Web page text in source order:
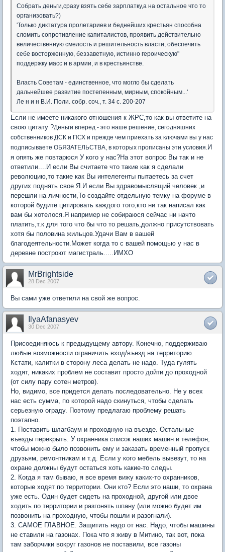
Собрать деньги,сразу взять себе зарплатку,а на остальное что то
организовать?)
'Только диктатура пролетариев и беднейших крестьян способна
сломить сопротивление капиталистов, проявить действительно
величественную смелость и решительность власти, обеспечить
себе восторженную, беззаветную, истинно героическую"
поддержку масс и в армии, и в крестьянстве.
Власть Советам - единственное, что могло бы сделать
дальнейшее развитие постепенным, мирным, спокойным...'
Ле н и н В.И. Поли. собр. соч., т. 34 с. 200-207
Если не имеете никакого отношения к ЖРС,то как вы ответите на
свою цитату ?Деньги вперед - это наше решение, сегодняшних
собственников ДСК и ПСХ и прежде чем приехать за ключами вы у нас
подписываете ОБЯЗАТЕЛЬСТВА, в которых прописаны эти условия. И
я опять же повтарюся У кого у нас?На этот вопрос Вы так и не
ответили....И если Вы считаете что такие как я сделали
революцию,то такие как Вы интелегенты пытаетесь за счет
других поднять свое Я.И если Вы здравомыслящий человек ,и
перешли на личности,То создайте отдельную темку на форуме в
которой будите цитировать каждого того,кто ни так написал как
вам бы хотелося.Я например не собираюся сейчас ни начто
платить,т.к для того что бы что то решать,должно присутствовать
хотя бы половина жильцов.Удачи Вам в вашей
благодеятельности.Может когда то с вашей помощью у нас в
деревне построют магистраль.....ИМХО
MrBrightside
28 Dec 2007
Вы сами уже ответили на свой же вопрос.
IlyaAfanasyev
30 Dec 2007
Присоединяюсь к предыдущему автору. Конечно, поддерживаю
любые возможности ограничить вход/въезд на территорию.
Кстати, калитки в сторону леса делать не надо. Туда гулять
ходят, никаких проблем не составит просто дойти до проходной
(от силу пару сотен метров).
Но, видимо, все придется делать последовательно. Не у всех
нас есть сумма, по которой надо скинуться, чтобы сделать
серьезную ограду. Поэтому предлагаю проблему решать
поэтапно.
1. Поставить шлагбаум и проходную на въезде. Остальные
въезды перекрыть. У охранника список наших машин и телефон,
чтобы можно было позвонить ему и заказать временный пропуск
друзьям, ремонтникам и т.д. Если у кого мебель вывезут, то на
охране должны будут остаться хоть какие-то следы.
2. Когда я там бываю, я все время вижу каких-то охранников,
которые ходят по территории. Они кто? Если это наши, то охрана
уже есть. Один будет сидеть на проходной, другой или двое
ходить по территории и разгонять шпану (или можно будет им
позвонить на проходную, чтобы пошли и разогнали).
3. САМОЕ ГЛАВНОЕ. Защитить надо от нас. Надо, чтобы машины
не ставили на газонах. Пока что я живу в Митино, так вот, пока
там заборчики вокруг газонов не поставили, все газоны